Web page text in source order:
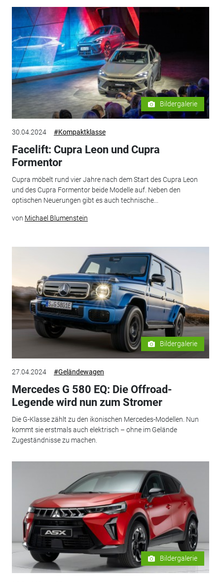
Bildergalerie
30.04.2024 #Kompaktklasse
Facelift: Cupra Leon und Cupra
Formentor
Cupra möbelt rund vier Jahre nach dem Start des Cupra Leon
und des Cupra Formentor beide Modelle auf. Neben den
optischen Neuerungen gibt es auch technische...
von Michael Blumenstein
Bildergalerie
27.04.2024 #Geländewagen
Mercedes G 580 EQ: Die Offroad-
Legende wird nun zum Stromer
Die G-Klasse zählt zu den ikonischen Mercedes-Modellen. Nun
kommt sie erstmals auch elektrisch – ohne im Gelände
Zugeständnisse zu machen.
Bildergalerie